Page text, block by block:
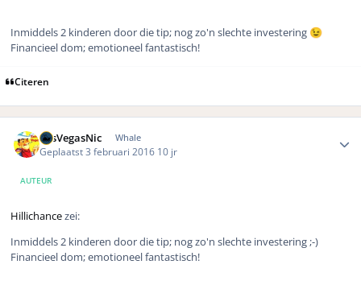
Inmiddels 2 kinderen door die tip; nog zo'n slechte investering 😉
Financieel dom; emotioneel fantastisch!
Citeren
LasVegasNic Whale
Geplaatst 3 februari 2016 10 jr
AUTEUR
Hillichancezei:
Inmiddels 2 kinderen door die tip; nog zo'n slechte investering ;-)
Financieel dom; emotioneel fantastisch!